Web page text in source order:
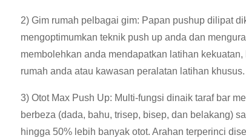
2) Gim rumah pelbagai gim: Papan pushup dilipat
mengoptimumkan teknik push up anda dan
membolehkan anda mendapatkan latihan
rumah anda atau kawasan peralatan latihan khusus.
3) Otot Max Push Up: Multi-fungsi dinaik taraf bar
berbeza (dada, bahu, trisep, bisep, dan belakang)
hingga 50% lebih banyak otot. Arahan terperinci